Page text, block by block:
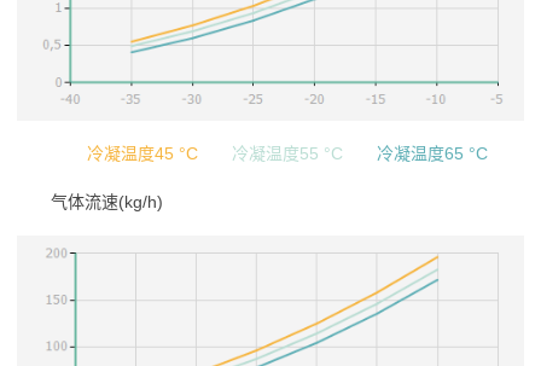
冷凝温度45 °C 冷凝温度55 °C 冷凝温度65 °C
气体流速(kg/h)